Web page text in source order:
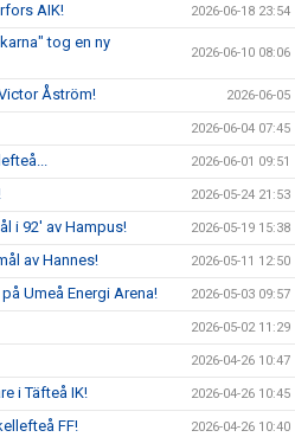
AIK! 2026-06-18 23:54
tog en ny
2026-06-10 08:06
Åström! 2026-06-05
2026-06-04 07:45
2026-06-01 09:51
2026-05-24 21:53
i 92' av Hampus! 2026-05-19 15:38
av Hannes! 2026-05-11 12:50
Umeå Energi Arena! 2026-05-03 09:57
2026-05-02 11:29
2026-04-26 10:47
i Täfteå IK! 2026-04-26 10:45
FF! 2026-04-26 10:40